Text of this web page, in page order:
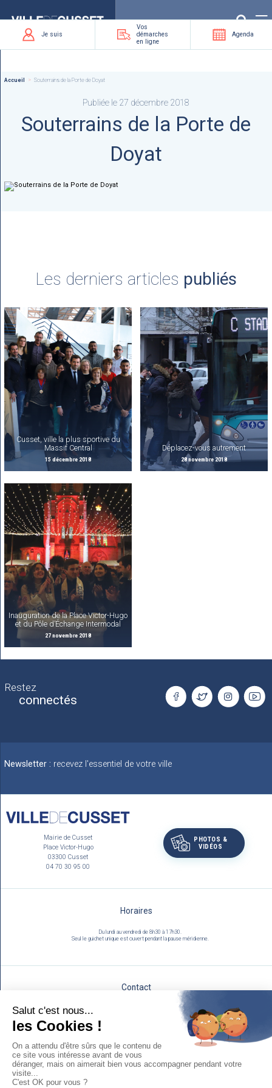
vous
Je suis
Vos
démarches
en ligne
Agenda
Accueil Souterrains de la Porte de Doyat
Publiée le 27 décembre 2018
Souterrains de la Porte de
Doyat
Les derniers articles publiés
Cusset, ville la plus sportive du
Massif Central
15 décembre 2018
Déplacez-vous autrement
28 novembre 2018
Inauguration de la Place Victor-Hugo
et du Pôle d’Échange Intermodal
27 novembre 2018
Restez
connectés
Newsletter : recevez l'essentiel de votre ville
Mairie de Cusset
Place Victor-Hugo
03300 Cusset
04 70 30 95 00
PHOTOS &
VIDÉOS
Horaires
Du lundi au vendredi de 8h30 à 17h30.
Seul le guichet unique est ouvert pendant la pause méridienne.
Contact